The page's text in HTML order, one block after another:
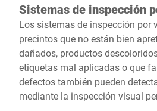
Sistemas de inspección
Los sistemas de inspección por
precintos que no están bien
dañados, productos
etiquetas mal aplicadas o que
defectos también pueden
mediante la inspección visual